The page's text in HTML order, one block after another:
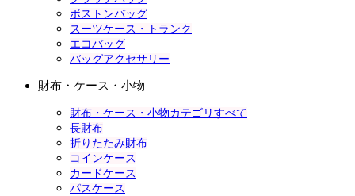
ボストンバッグ
スーツケース・トランク
エコバッグ
バッグアクセサリー
財布・ケース・小物
財布・ケース・小物カテゴリすべて
長財布
折りたたみ財布
コインケース
カードケース
パスケース